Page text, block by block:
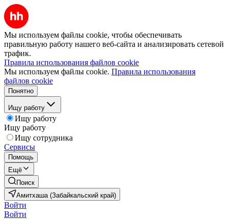
Мы используем файлы cookie, чтобы обеспечивать
правильную работу нашего веб-сайта и анализировать сетевой
трафик.
Правила использования файлов cookie
Мы используем файлы cookie. Правила использования
файлов cookie
Понятно
Ищу работу
Ищу работу
Ищу работу
Ищу сотрудника
Сервисы
Помощь
Ещё
Поиск
Амитхаша (Забайкальский край)
Войти
Войти